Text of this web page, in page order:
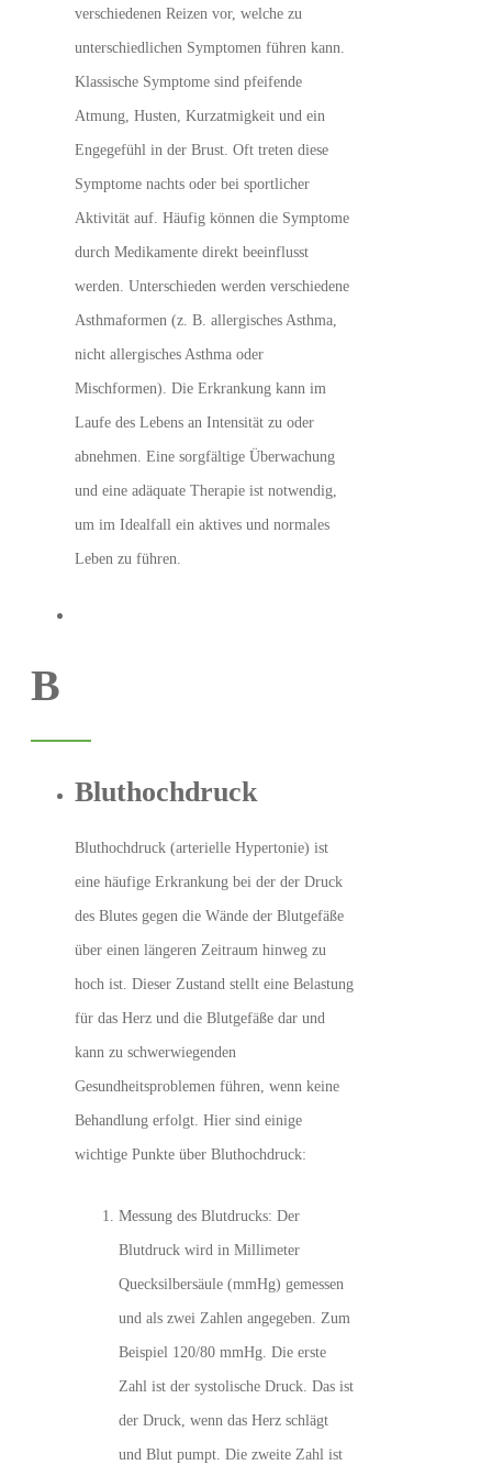
verschiedenen Reizen vor, welche zu
unterschiedlichen Symptomen führen kann.
Klassische Symptome sind pfeifende
Atmung, Husten, Kurzatmigkeit und ein
Engegefühl in der Brust. Oft treten diese
Symptome nachts oder bei sportlicher
Aktivität auf. Häufig können die Symptome
durch Medikamente direkt beeinflusst
werden. Unterschieden werden verschiedene
Asthmaformen (z. B. allergisches Asthma,
nicht allergisches Asthma oder
Mischformen). Die Erkrankung kann im
Laufe des Lebens an Intensität zu oder
abnehmen. Eine sorgfältige Überwachung
und eine adäquate Therapie ist notwendig,
um im Idealfall ein aktives und normales
Leben zu führen.
B
Bluthochdruck
Bluthochdruck (arterielle Hypertonie) ist
eine häufige Erkrankung bei der der Druck
des Blutes gegen die Wände der Blutgefäße
über einen längeren Zeitraum hinweg zu
hoch ist. Dieser Zustand stellt eine Belastung
für das Herz und die Blutgefäße dar und
kann zu schwerwiegenden
Gesundheitsproblemen führen, wenn keine
Behandlung erfolgt. Hier sind einige
wichtige Punkte über Bluthochdruck:
Messung des Blutdrucks: Der
Blutdruck wird in Millimeter
Quecksilbersäule (mmHg) gemessen
und als zwei Zahlen angegeben. Zum
Beispiel 120/80 mmHg. Die erste
Zahl ist der systolische Druck. Das ist
der Druck, wenn das Herz schlägt
und Blut pumpt. Die zweite Zahl ist